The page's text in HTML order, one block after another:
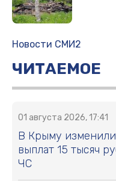
Новости СМИ2
ЧИТАЕМОЕ
01 августа 2026, 17:41
В Крыму
выплат 15 тысяч
ЧС